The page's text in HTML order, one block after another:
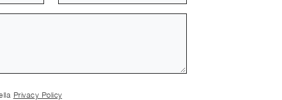
Privacy Policy